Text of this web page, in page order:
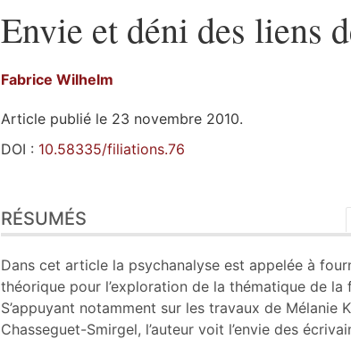
Envie et déni des liens
Fabrice Wilhelm
Article publié le 23 novembre 2010.
DOI : 10.58335/filiations.76
Index
Plan
Texte
Notes
Citer cet article
Auteur
RÉSUMÉS
Dans cet article la psychanalyse est appelée à
théorique pour l’exploration de la thématique de
S’appuyant notamment sur les travaux de Mélanie
Chasseguet-Smirgel, l’auteur voit l’envie des